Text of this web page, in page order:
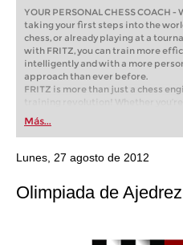
YOUR PERSONAL CHESS COACH -
taking your first steps into the
chess, or already playing at a
with FRITZ, you can train more
intelligently and with a more
approach than ever before.
FRITZ is more than just a chess
training revolution! Whether
first steps into the world of club
playing at a tournament level: with
train more efficiently, intelligently
more personalised approach than
Más...
Lunes, 27 agosto de 2012
Olimpiada de